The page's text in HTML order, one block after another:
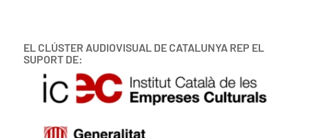
EL CLÚSTER AUDIOVISUAL DE CATALUNYA REP EL
SUPORT DE: